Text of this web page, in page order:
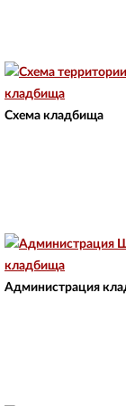
Схема кладбища
Администрация